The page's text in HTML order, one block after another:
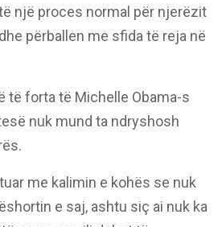
një proces normal për njerëzit
përballen me sfida të reja në
të forta të Michelle Obama-s
nuk mund ta ndryshosh
me kalimin e kohës se nuk
e saj, ashtu siç ai nuk ka